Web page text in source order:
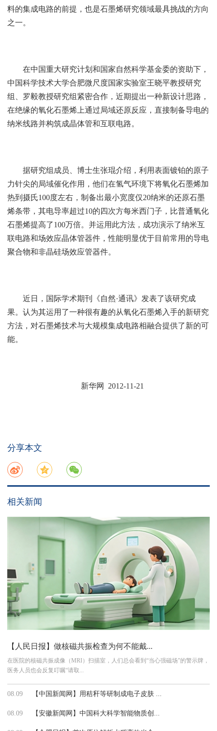
料的集成电路的前提，也是石墨烯研究领域最具挑战的方向
之一。
在中国重大研究计划和国家自然科学基金委的资助下，
中国科学技术大学合肥微尺度国家实验室王晓平教授研究
组、罗毅教授研究组紧密合作，近期提出一种新设计思路，
在绝缘的氧化石墨烯上通过局域还原反应，直接制备导电的
纳米线路并构筑成晶体管和互联电路。
据研究组成员、博士生张琨介绍，利用表面镀铂的原子
力针尖的局域催化作用，他们在氢气环境下将氧化石墨烯加
热到摄氏100度左右，制备出最小宽度仅20纳米的还原石墨
烯条带，其电导率超过10的四次方每米西门子，比普通氧化
石墨烯提高了100万倍。并运用此方法，成功演示了纳米互
联电路和场效应晶体管器件，性能明显优于目前常用的导电
聚合物和非晶硅场效应管器件。
近日，国际学术期刊《自然·通讯》发表了该研究成
果。认为其运用了一种很有趣的从氧化石墨烯入手的新研究
方法，对石墨烯技术与大规模集成电路相融合提供了新的可
能。
新华网 2012-11-21
分享本文
相关新闻
【人民日报】做核磁共振检查为何不能戴...
在医院的核磁共振成像（MRI）扫描室，人们总会看到“当心强磁场”的警示牌，
医务人员也会反复叮嘱“请取...
08.09 【中国新闻网】用秸秆等研制成电子皮肤 ...
08.09 【安徽新闻网】中国科大科学智能物质创...